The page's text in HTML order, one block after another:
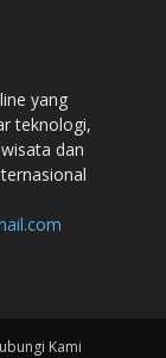
yang
teknologi,
dan
Kami